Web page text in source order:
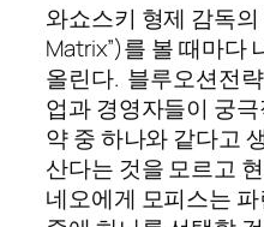
와쇼스키 형제 감독
Matrix”)를 볼 때마다
올린다. 블루오션전
업과 경영자들이 궁
약 중 하나와 같다고
산다는 것을 모르고
네오에게 모피스는